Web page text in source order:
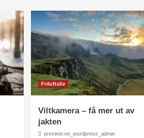
Friluftsliv
Viltkamera – få mer ut av
jakten
provinor.no_wordpress_admin